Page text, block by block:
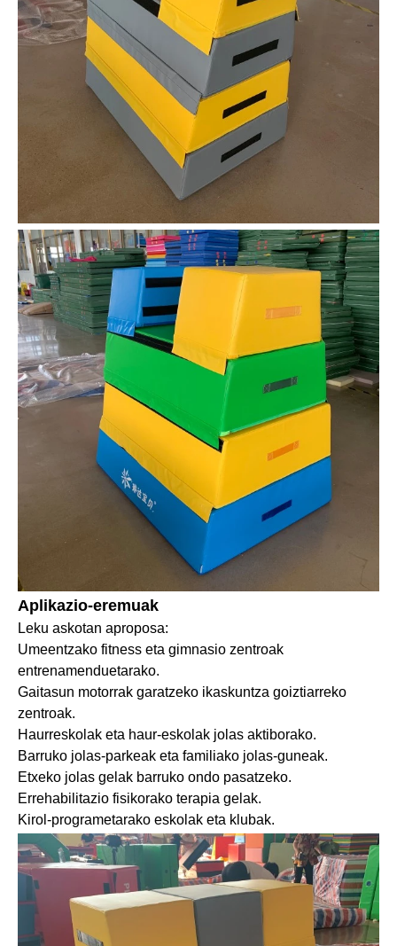
Aplikazio-eremuak
Leku askotan aproposa:
Umeentzako fitness eta gimnasio zentroak
entrenamenduetarako.
Gaitasun motorrak garatzeko ikaskuntza goiztiarreko
zentroak.
Haurreskolak eta haur-eskolak jolas aktiborako.
Barruko jolas-parkeak eta familiako jolas-guneak.
Etxeko jolas gelak barruko ondo pasatzeko.
Errehabilitazio fisikorako terapia gelak.
Kirol-programetarako eskolak eta klubak.